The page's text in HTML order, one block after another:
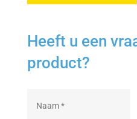
Heeft u een
product?